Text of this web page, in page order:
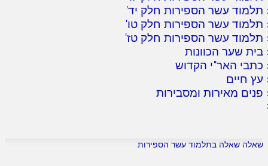
תלמוד עשר הספירות חלק יד'
תלמוד עשר הספירות חלק טו'
תלמוד עשר הספירות חלק טז'
בית שער הכוונות
כתבי האר"י הקדוש
עץ חיים
פנים מאירות ומסבירות
שאלה שאלה בתלמוד עשר הספירות